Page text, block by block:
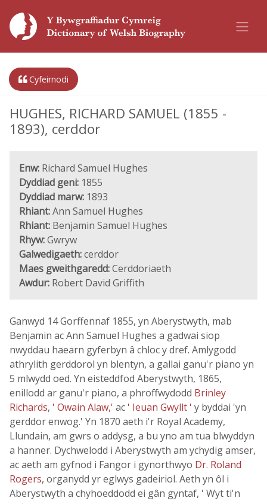
Cyfeirnodi
HUGHES, RICHARD SAMUEL (1855 -
1893), cerddor
Enw: Richard Samuel Hughes
Dyddiad geni: 1855
Dyddiad marw: 1893
Rhiant:Ann Samuel Hughes
Rhiant: Benjamin Samuel Hughes
Rhyw:Gwryw
Galwedigaeth:cerddor
Maes gweithgaredd:Cerddoriaeth
Awdur: Robert David Griffith
Ganwyd 14 Gorffennaf 1855, yn Aberystwyth, mab
Benjamin ac Ann Samuel Hughes a gadwai siop
nwyddau haearn gyferbyn â chloc y dref. Amlygodd
athrylith gerddorol yn blentyn, a gallai ganu'r piano yn
5 mlwydd oed. Yn eisteddfod Aberystwyth, 1865,
enillodd ar ganu'r piano, a phroffwydodd Brinley
Richards, ' Owain Alaw,' ac ' Ieuan Gwyllt ' y byddai 'yn
gerddor enwog.' Yn 1870 aeth i'r Royal Academy,
Llundain, am gwrs o addysg, a bu yno am tua blwyddyn
a hanner. Dychwelodd i Aberystwyth am ychydig amser,
ac aeth am gyfnod i Fangor i gynorthwyo Dr. Roland
Rogers, organydd yr eglwys gadeiriol. Aeth yn ôl i
Aberystwyth a chyhoeddodd ei gân gyntaf, ' Wyt ti'n